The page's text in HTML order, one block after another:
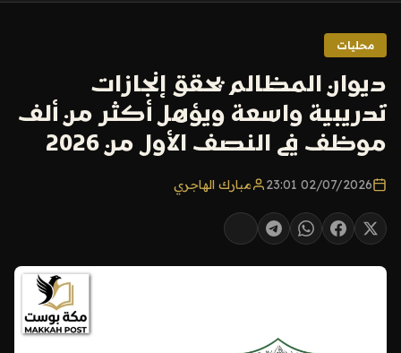
محليات
ديوان المظالم يحقق إنجازات
تدريبية واسعة ويؤهل أكثر من ألف
موظف في النصف الأول من 2026
02/07/2026 23:01 مبارك الهاجري